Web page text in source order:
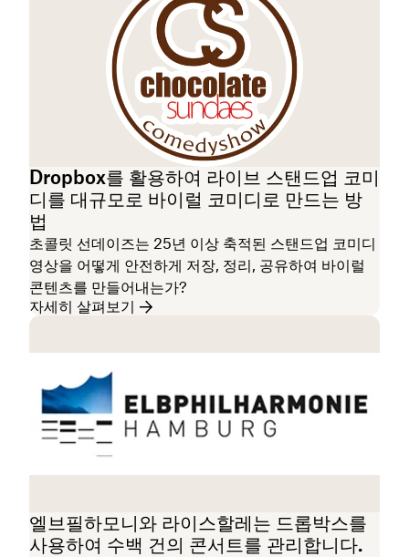
Dropbox를 활용하여 라이브 스탠드업 코미
디를 대규모로 바이럴 코미디로 만드는 방
법
초콜릿 선데이즈는 25년 이상 축적된 스탠드업 코미디
영상을 어떻게 안전하게 저장, 정리, 공유하여 바이럴
콘텐츠를 만들어내는가?
자세히 살펴보기
엘브필하모니와 라이스할레는 드롭박스를
사용하여 수백 건의 콘서트를 관리합니다.